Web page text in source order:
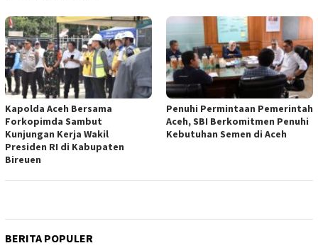
Kapolda Aceh Bersama
Forkopimda Sambut
Kunjungan Kerja Wakil
Presiden RI di Kabupaten
Bireuen
Penuhi Permintaan Pemerintah
Aceh, SBI Berkomitmen Penuhi
Kebutuhan Semen di Aceh
BERITA POPULER